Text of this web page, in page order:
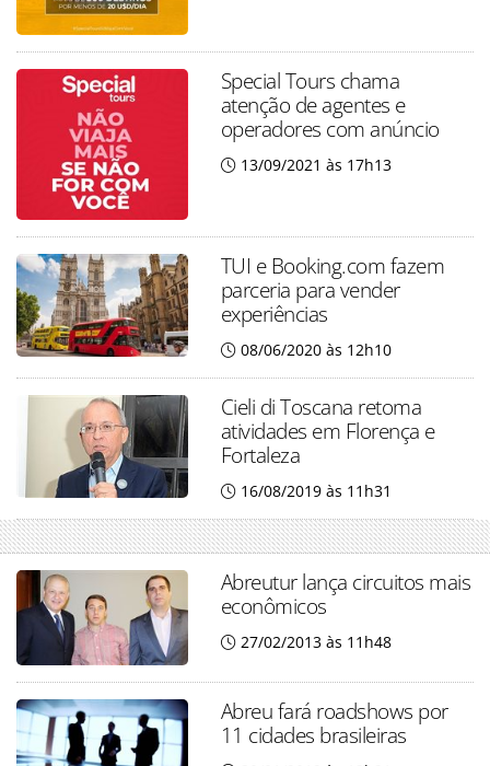
Special Tours chama
atenção de agentes e
operadores com anúncio
13/09/2021 às 17h13
TUI e Booking.com fazem
parceria para vender
experiências
08/06/2020 às 12h10
Cieli di Toscana retoma
atividades em Florença e
Fortaleza
16/08/2019 às 11h31
Abreutur lança circuitos mais
econômicos
27/02/2013 às 11h48
Abreu fará roadshows por
11 cidades brasileiras